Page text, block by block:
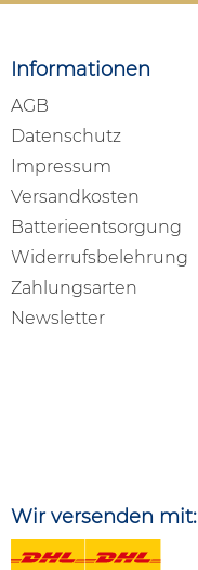
Informationen
AGB
Datenschutz
Impressum
Versandkosten
Batterieentsorgung
Widerrufsbelehrung
Zahlungsarten
Newsletter
Wir versenden mit: